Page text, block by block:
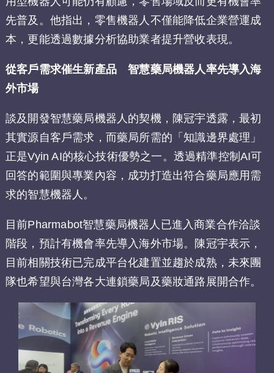
先普及。他指出，零售機器人不僅能降低企業營運成
本，更能透過數據分析協助業者提升營收表現。
從客戶需求催生新產品 智慧藥局機器人率先導入海
外市場
談及開發智慧藥局機器人的契機，陳冠宇透露，最初
其實源自客戶需求，而藥局所需的「知識邊界處理」
正是Vyin AI的核心技術優勢之一。透過精準控制AI可
回答的範圍與專業內容，成功打造出符合藥局應用需
求的智慧機器人。
目前Pharmabot智慧藥局機器人已進入商業合作洽談
階段，預計有機會率先導入海外市場。陳冠宇表示，
目前相關技術已完成平台化建置並趨於成熟，未來團
隊也希望與台灣各大連鎖藥局及藥妝通路展開合作。